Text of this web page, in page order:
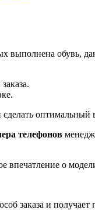
выполнена обувь,
сделать оптимальный
телефонов
впечатление о
заказа и